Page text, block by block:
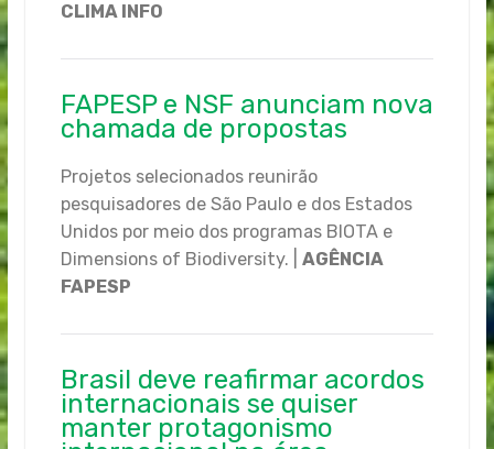
CLIMA INFO
FAPESP e NSF anunciam nova
chamada de propostas
Projetos selecionados reunirão
pesquisadores de São Paulo e dos Estados
Unidos por meio dos programas BIOTA e
Dimensions of Biodiversity. | AGÊNCIA
FAPESP
Brasil deve reafirmar acordos
internacionais se quiser
manter protagonismo